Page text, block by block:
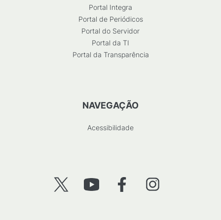
Portal Integra
Portal de Periódicos
Portal do Servidor
Portal da TI
Portal da Transparência
NAVEGAÇÃO
Acessibilidade